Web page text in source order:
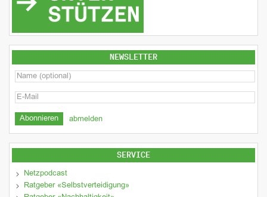
NEWSLETTER
abmelden
SERVICE
Netzpodcast
Ratgeber «Selbstverteidigung»